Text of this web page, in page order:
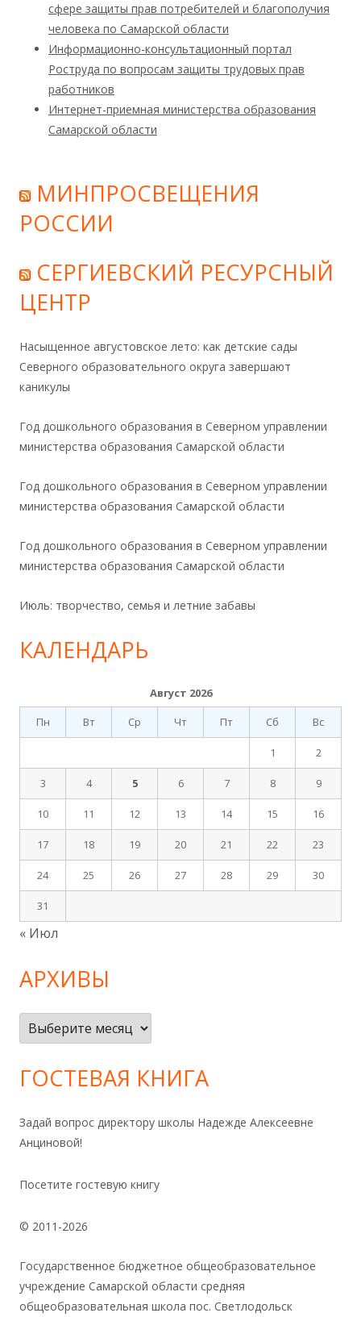
сфере защиты прав потребителей и благополучия
человека по Самарской области
Информационно-консультационный портал
Роструда по вопросам защиты трудовых прав
работников
Интернет-приемная министерства образования
Самарской области
МИНПРОСВЕЩЕНИЯ
РОССИИ
СЕРГИЕВСКИЙ РЕСУРСНЫЙ
ЦЕНТР
Насыщенное августовское лето: как детские сады
Северного образовательного округа завершают
каникулы
Год дошкольного образования в Северном управлении
министерства образования Самарской области
Год дошкольного образования в Северном управлении
министерства образования Самарской области
Год дошкольного образования в Северном управлении
министерства образования Самарской области
Июль: творчество, семья и летние забавы
КАЛЕНДАРЬ
Август 2026
Пн
Вт Ср Чт Пт Сб Вс
1 2
3 4 5 6 7 8 9
10 11 12 13 14 15 16
17 18 19 20 21 22 23
24 25 26 27 28 29 30
31
« Июл
АРХИВЫ
Архивы
ГОСТЕВАЯ КНИГА
Задай вопрос директору школы Надежде Алексеевне
Анциновой!
Посетите гостевую книгу
© 2011-2026
Государственное бюджетное общеобразовательное
учреждение Самарской области средняя
общеобразовательная школа пос. Светлодольск